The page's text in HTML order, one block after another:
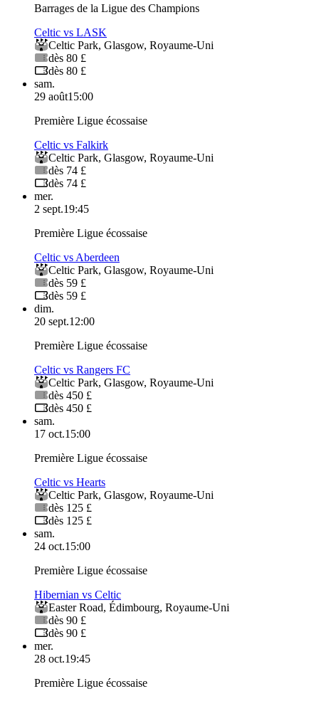
Barrages de la Ligue des Champions
Celtic vs LASK
Celtic Park, Glasgow, Royaume-Uni
dès 80 £
dès 80 £
sam.
29 août15:00
Première Ligue écossaise
Celtic vs Falkirk
Celtic Park, Glasgow, Royaume-Uni
dès 74 £
dès 74 £
mer.
2 sept.19:45
Première Ligue écossaise
Celtic vs Aberdeen
Celtic Park, Glasgow, Royaume-Uni
dès 59 £
dès 59 £
dim.
20 sept.12:00
Première Ligue écossaise
Celtic vs Rangers FC
Celtic Park, Glasgow, Royaume-Uni
dès 450 £
dès 450 £
sam.
17 oct.15:00
Première Ligue écossaise
Celtic vs Hearts
Celtic Park, Glasgow, Royaume-Uni
dès 125 £
dès 125 £
sam.
24 oct.15:00
Première Ligue écossaise
Hibernian vs Celtic
Easter Road, Édimbourg, Royaume-Uni
dès 90 £
dès 90 £
mer.
28 oct.19:45
Première Ligue écossaise